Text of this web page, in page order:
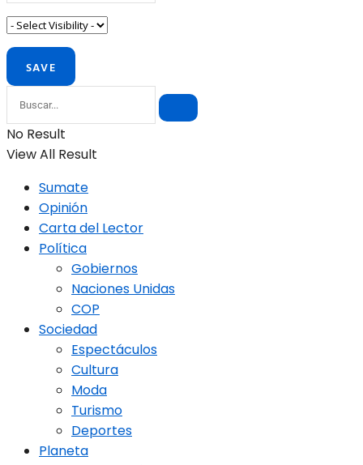
No Result
View All Result
Sumate
Opinión
Carta del Lector
Política
Gobiernos
Naciones Unidas
COP
Sociedad
Espectáculos
Cultura
Moda
Turismo
Deportes
Planeta